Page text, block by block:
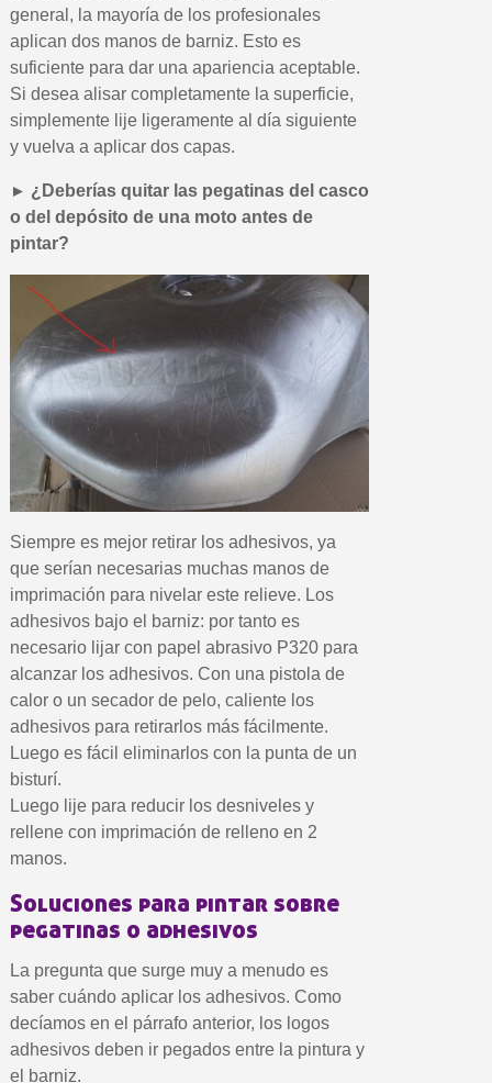
general, la mayoría de los profesionales
aplican dos manos de barniz. Esto es
suficiente para dar una apariencia aceptable.
Si desea alisar completamente la superficie,
simplemente lije ligeramente al día siguiente
y vuelva a aplicar dos capas.
► ¿Deberías quitar las pegatinas del casco
o del depósito de una moto antes de
pintar?
Siempre es mejor retirar los adhesivos, ya
que serían necesarias muchas manos de
imprimación para nivelar este relieve. Los
adhesivos bajo el barniz: por tanto es
necesario lijar con papel abrasivo P320 para
alcanzar los adhesivos. Con una pistola de
calor o un secador de pelo, caliente los
adhesivos para retirarlos más fácilmente.
Luego es fácil eliminarlos con la punta de un
bisturí.
Luego lije para reducir los desniveles y
rellene con imprimación de relleno en 2
manos.
Soluciones para pintar sobre
pegatinas o adhesivos
La pregunta que surge muy a menudo es
saber cuándo aplicar los adhesivos. Como
decíamos en el párrafo anterior, los logos
adhesivos deben ir pegados entre la pintura y
el barniz.